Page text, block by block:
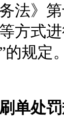
法》
方式
规定。
单处罚